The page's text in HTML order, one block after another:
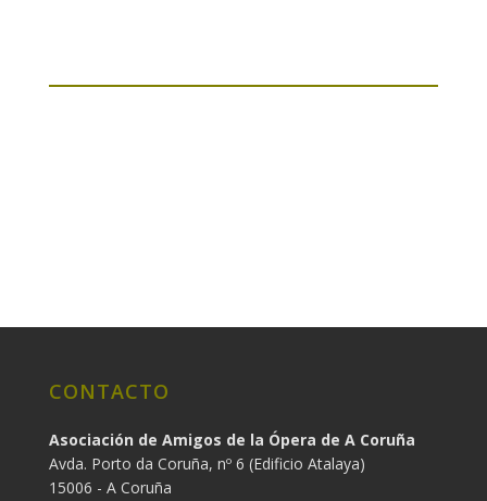
CONTACTO
Asociación de Amigos de la Ópera de A Coruña
Avda. Porto da Coruña, nº 6 (Edificio Atalaya)
15006 - A Coruña